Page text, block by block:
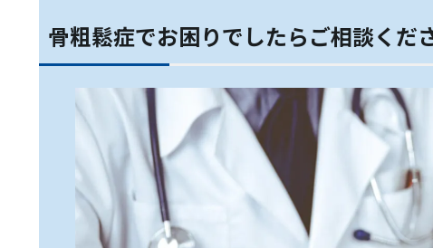
骨粗鬆症でお困りでしたらご相談くだ